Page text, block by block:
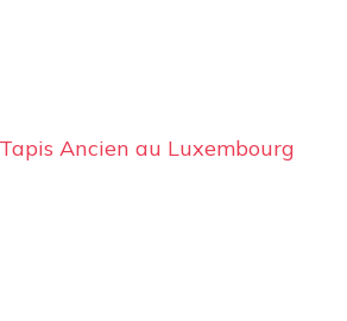
Ancien au Luxembourg